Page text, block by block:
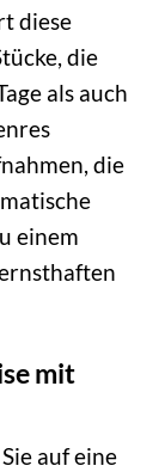
diese
die
als auch
die
einem
mit
auf eine